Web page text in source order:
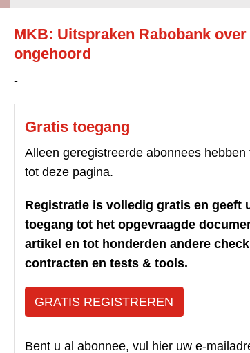
MKB: Uitspraken Rabobank over
ongehoord
-
Gratis toegang
Alleen geregistreerde abonnees hebben
tot deze pagina.
Registratie is volledig gratis en geeft
toegang tot het opgevraagde
artikel en tot honderden andere
contracten en tests & tools.
GRATIS REGISTREREN
Bent u al abonnee, vul hier uw e-